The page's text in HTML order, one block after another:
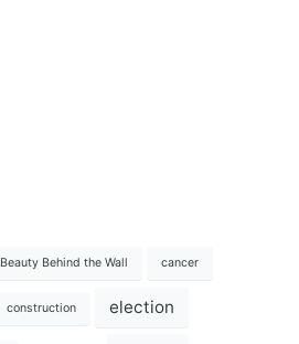
Beauty Behind the Wall cancer
construction election